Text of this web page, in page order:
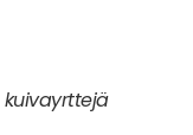
kuivayrttejä